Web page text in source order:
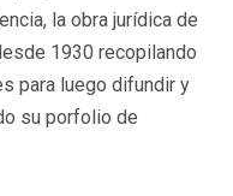
la obra jurídica de
1930 recopilando
para luego difundir y
su porfolio de